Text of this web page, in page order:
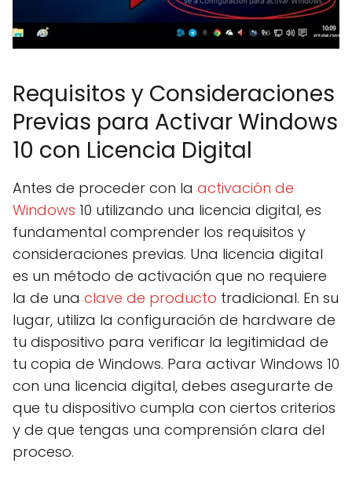
Requisitos y Consideraciones
Previas para Activar Windows
10 con Licencia Digital
Antes de proceder con la activación de
Windows 10 utilizando una licencia digital, es
fundamental comprender los requisitos y
consideraciones previas. Una licencia digital
es un método de activación que no requiere
la de una clave de producto tradicional. En su
lugar, utiliza la configuración de hardware de
tu dispositivo para verificar la legitimidad de
tu copia de Windows. Para activar Windows 10
con una licencia digital, debes asegurarte de
que tu dispositivo cumpla con ciertos criterios
y de que tengas una comprensión clara del
proceso.